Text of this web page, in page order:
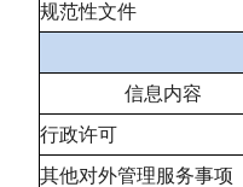
规范性文件
信息内容
行政许可
其他对外管理服务事项